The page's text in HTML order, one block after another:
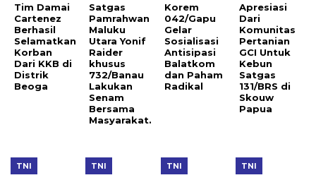
Tim Damai
Cartenez
Berhasil
Selamatkan
Korban
Dari KKB di
Distrik
Beoga
Satgas
Pamrahwan
Maluku
Utara Yonif
Raider
khusus
732/Banau
Lakukan
Senam
Bersama
Masyarakat.
Korem
042/Gapu
Gelar
Sosialisasi
Antisipasi
Balatkom
dan Paham
Radikal
Apresiasi
Dari
Komunitas
Pertanian
GCI Untuk
Kebun
Satgas
131/BRS di
Skouw
Papua
TNI TNI TNI TNI